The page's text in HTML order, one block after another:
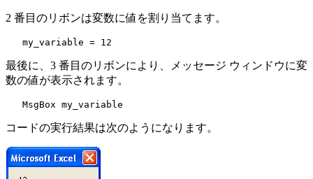
2 番目のリボンは変数に値を割り当てます。
最後に、3 番目のリボンにより、メッセージ ウィンドウに変
数の値が表示されます。
コードの実行結果は次のようになります。